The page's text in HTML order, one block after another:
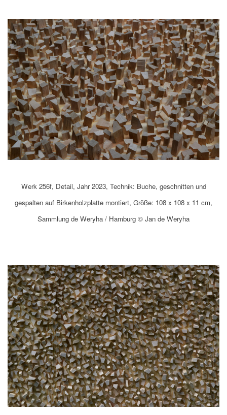
Werk 256f, Detail, Jahr 2023, Technik: Buche, geschnitten und
gespalten auf Birkenholzplatte montiert, Größe: 108 x 108 x 11 cm,
Sammlung de Weryha / Hamburg © Jan de Weryha